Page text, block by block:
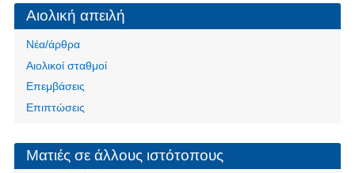
Αιολική απειλή
Νέα/άρθρα
Αιολικοί σταθμοί
Επεμβάσεις
Επιπτώσεις
Ματιές σε άλλους ιστότοπους